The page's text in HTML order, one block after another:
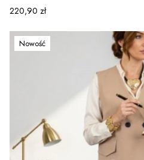
Cena
220,90 zł
Nowość